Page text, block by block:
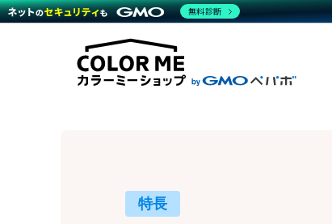
商材一覧を見る
機能一覧を見る
料金
プラン・料金一覧を見る
事例
運営サポート
サポート一覧を見る
特長
無料診断